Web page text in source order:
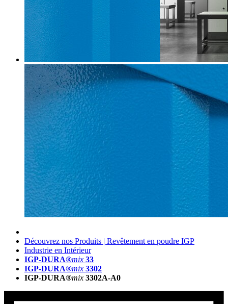
Découvrez nos Produits | Revêtement en poudre IGP
Industrie en Intérieur
IGP-DURA®mix 33
IGP-DURA®mix 3302
IGP-DURA®mix 3302A-A0